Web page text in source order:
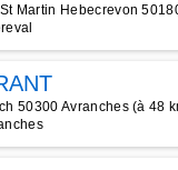
Martin Hebecrevon
50300 Avranches (à 48